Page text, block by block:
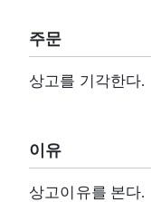
주문
상고를 기각한다.
이유
상고이유를 본다.